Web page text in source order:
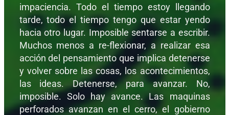
impaciencia. Todo el tiempo estoy llegando
tarde, todo el tiempo tengo que estar yendo
hacia otro lugar. Imposible sentarse a escribir.
Muchos menos a re-flexionar, a realizar esa
acción del pensamiento que implica detenerse
y volver sobre las cosas, los acontecimientos,
las ideas. Detenerse, para avanzar. No,
imposible. Solo hay avance. Las maquinas
perforados avanzan en el cerro, el gobierno